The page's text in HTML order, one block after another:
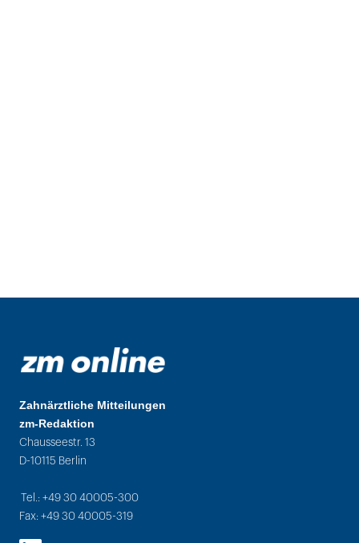
Zahnärztliche Mitteilungen
zm-Redaktion
Chausseestr. 13
D-10115 Berlin
Tel.: +49 30 40005-300
Fax: +49 30 40005-319